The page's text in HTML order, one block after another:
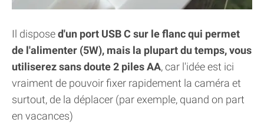
Il disposed'un port USB C sur le flanc qui permet
de l'alimenter (5W), mais la plupart du temps, vous
utiliserez sans doute 2 piles AA, car l'idée est ici
vraiment de pouvoir fixer rapidement la caméra et
surtout, de la déplacer (par exemple, quand on part
en vacances)